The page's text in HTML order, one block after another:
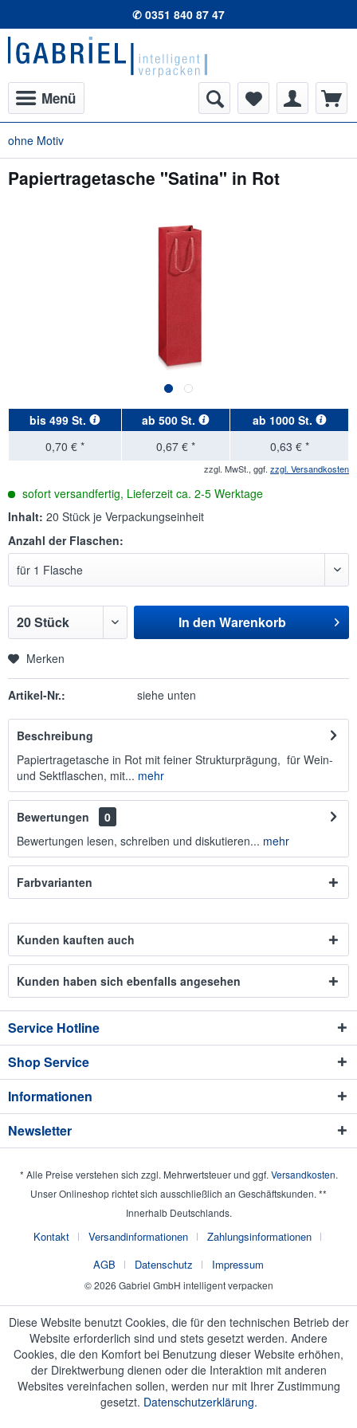
✆ 0351 840 87 47
Menü
ohne Motiv
Papiertragetasche "Satina" in Rot
bis 499 St. ab 500 St. ab 1000 St.
0,70 € *
0,67 € * 0,63 € *
zzgl. MwSt., ggf. zzgl. Versandkosten
sofort versandfertig, Lieferzeit ca. 2-5 Werktage
Inhalt: 20 Stück je Verpackungseinheit
Anzahl der Flaschen:
In den Warenkorb
Merken
Artikel-Nr.: siehe unten
Beschreibung
Papiertragetasche in Rot mit feiner Strukturprägung, für Wein-
und Sektflaschen, mit... mehr
Bewertungen
0
Bewertungen lesen, schreiben und diskutieren... mehr
Farbvarianten
Kunden kauften auch
Kunden haben sich ebenfalls angesehen
Service Hotline
Shop Service
Informationen
Newsletter
* Alle Preise verstehen sich zzgl. Mehrwertsteuer und ggf. Versandkosten.
Unser Onlineshop richtet sich ausschließlich an Geschäftskunden. **
Innerhalb Deutschlands.
Kontakt Versandinformationen
Zahlungsinformationen
AGB
Datenschutz Impressum
© 2026 Gabriel GmbH intelligent verpacken
Diese Website benutzt Cookies, die für den technischen Betrieb der
Website erforderlich sind und stets gesetzt werden. Andere
Cookies, die den Komfort bei Benutzung dieser Website erhöhen,
der Direktwerbung dienen oder die Interaktion mit anderen
Websites vereinfachen sollen, werden nur mit Ihrer Zustimmung
gesetzt. Datenschutzerklärung.